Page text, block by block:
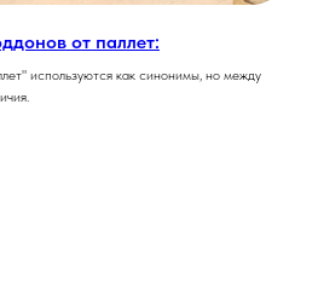
от паллет:
используются как синонимы, но между